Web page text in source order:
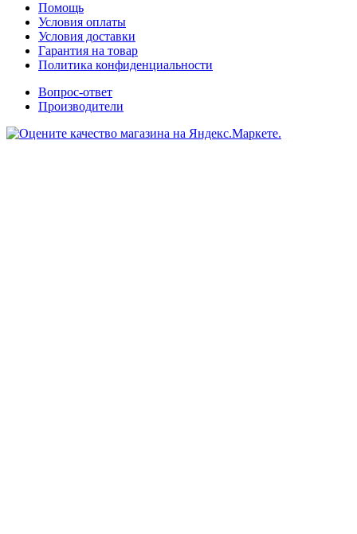
Помощь
Условия оплаты
Условия доставки
Гарантия на товар
Политика конфиденциальности
Вопрос-ответ
Производители